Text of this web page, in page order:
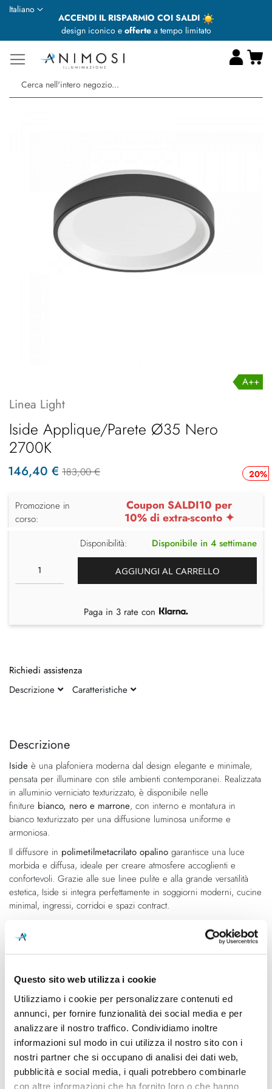
Questo sito web utilizza i cookie
Utilizziamo i cookie per personalizzare contenuti ed
annunci, per fornire funzionalità dei social media e per
analizzare il nostro traffico. Condividiamo inoltre
informazioni sul modo in cui utilizza il nostro sito con i
nostri partner che si occupano di analisi dei dati web,
pubblicità e social media, i quali potrebbero combinarle
con altre informazioni che ha fornito loro o che hanno
ACCENDI IL RISPARMIO COI SALDI
design iconico e offertea tempo limitato
Lingua
Italiano
fine
galleria
di
immagini
della
di
immagini
Descrizione
Iside è una plafoniera moderna dal design elegante e minimale,
pensata per illuminare con stile ambienti contemporanei. Realizzata
in alluminio verniciato texturizzato, è disponibile nelle
finiture bianco, nero e marrone, con interno e montatura in
bianco texturizzato per una diffusione luminosa uniforme e
armoniosa.
Il diffusore in polimetilmetacrilato opalino garantisce una luce
morbida e diffusa, ideale per creare atmosfere accoglienti e
confortevoli. Grazie alle sue linee pulite e alla grande versatilità
estetica, Iside si integra perfettamente in soggiorni moderni, cucine
minimal, ingressi, corridoi e spazi contract.
Caratteristiche
Cod.Art.
CA077DBBMDD
Colore led
Dimensioni
Ø352mm - H. 80mm
Sorgente luminosa
Led integrato
Potenza e attacco
topLED CRI 90 - 220-240V -
24W DC - 26W AC
Classe energetica
A++
A++
Linea Light
Iside Applique/Parete Ø35 Nero
2700K
20%
146,40 € 183,00 €
Promozione in
corso:
Coupon SALDI10 per
10% di extra-sconto ✦
Disponibilità: Disponibile in 4 settimane
AGGIUNGI AL CARRELLO
Paga in 3 rate con
Richiedi assistenza
Descrizione
Caratteristiche